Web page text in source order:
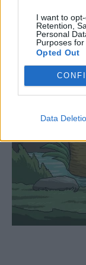
I want to
Retention,
Personal
Purposes for
Opted Out
Data